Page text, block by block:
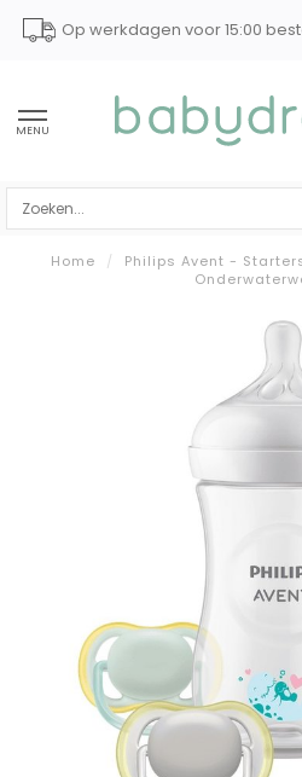
Op werkdagen voor 15:00
MENU
Home /
Philips Avent -